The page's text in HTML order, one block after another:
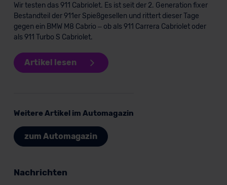
Wir testen das 911 Cabriolet. Es ist seit der 2. Generation fixer
Bestandteil der 911er Spießgesellen und rittert dieser Tage
gegen ein BMW M8 Cabrio – ob als 911 Carrera Cabriolet oder
als 911 Turbo S Cabriolet.
Artikel lesen
Weitere Artikel im Automagazin
zum Automagazin
Nachrichten